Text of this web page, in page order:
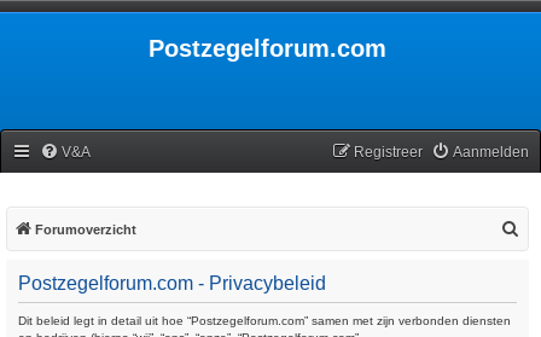
Postzegelforum.com
V&A Aanmelden
Registreer
Forumoverzicht
Postzegelforum.com - Privacybeleid
Dit beleid legt in detail uit hoe “Postzegelforum.com” samen met zijn verbonden diensten